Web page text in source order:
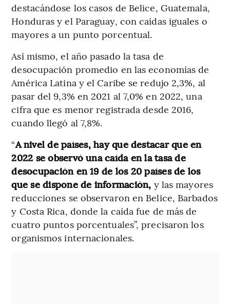
destacándose los casos de Belice, Guatemala,
Honduras y el Paraguay, con caídas iguales o
mayores a un punto porcentual.
Así mismo, el año pasado la tasa de
desocupación promedio en las economías de
América Latina y el Caribe se redujo 2,3%, al
pasar del 9,3% en 2021 al 7,0% en 2022, una
cifra que es menor registrada desde 2016,
cuando llegó al 7,8%.
“A nivel de países, hay que destacar que en
2022 se observó una caída en la tasa de
desocupación en 19 de los 20 países de los
que se dispone de información, y las mayores
reducciones se observaron en Belice, Barbados
y Costa Rica, donde la caída fue de más de
cuatro puntos porcentuales”, precisaron los
organismos internacionales.